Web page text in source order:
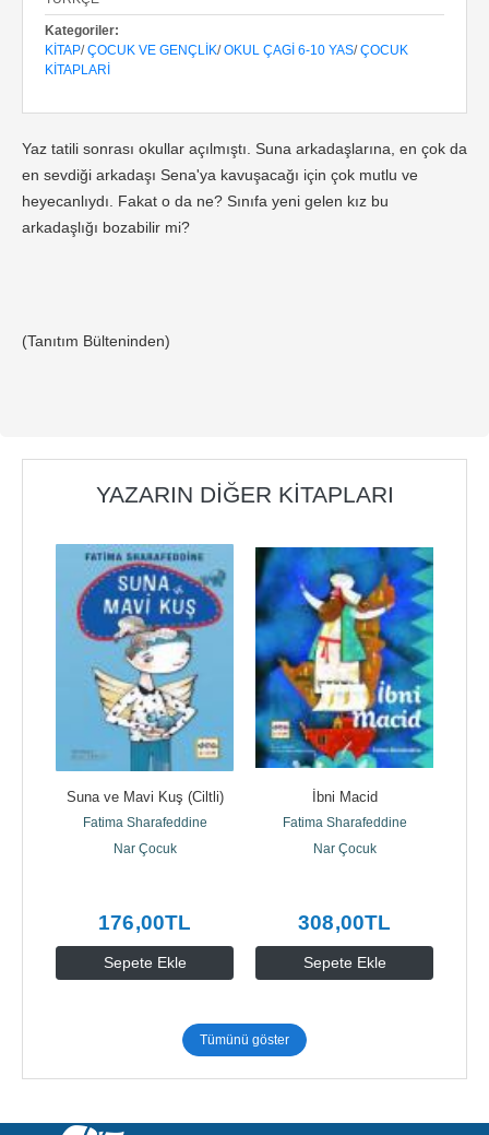
Kategoriler:
KITAP/ÇOCUK VE GENÇLIK/OKUL ÇAGI 6-10 YAS/ÇOCUK
KITAPLARI
Yaz tatili sonrası okullar açılmıştı. Suna arkadaşlarına, en çok da
en sevdiği arkadaşı Sena'ya kavuşacağı için çok mutlu ve
heyecanlıydı. Fakat o da ne? Sınıfa yeni gelen kız bu
arkadaşlığı bozabilir mi?
(Tanıtım Bülteninden)
YAZARIN DIĞER KITAPLARI
Sepete Ekle
Suna ve Mavi Kuş (Ciltli)
Fatima Sharafeddine
Nar Çocuk
176,00TL
Sepete Ekle
İbni Macid
Fatima Sharafeddine
Nar Çocuk
308,00TL
Tümünü göster